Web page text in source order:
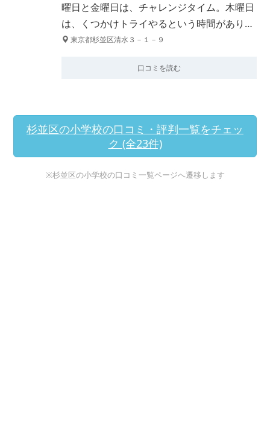
曜日と金曜日は、チャレンジタイム。木曜日
は、くつかけトライやるという時間があり…
東京都杉並区清水３－１－９
口コミを読む
杉並区の小学校の口コミ・評判一覧をチェッ
ク (全23件)
※杉並区の小学校の口コミ一覧ページへ遷移します